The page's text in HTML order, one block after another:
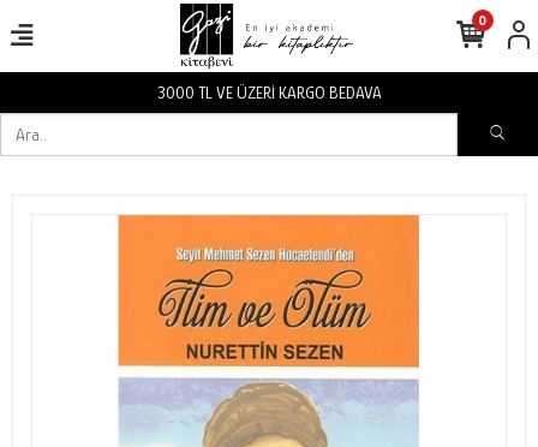
3000 TL VE ÜZERİ KARGO BEDAVA
0